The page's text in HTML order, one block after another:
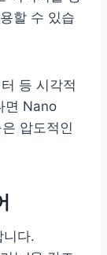
할 수 있습
등 시각적
면 Nano
압도적인
다.